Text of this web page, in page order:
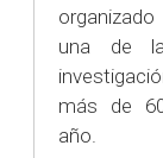
una de
más de
año.